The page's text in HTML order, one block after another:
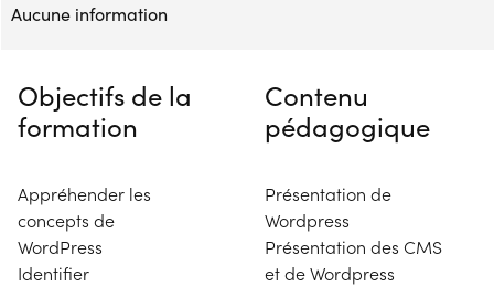
Aucune information
Objectifs de la
formation
Appréhender les
concepts de
WordPress
Identifier
Contenu
pédagogique
Présentation de
Wordpress
Présentation des CMS
et de Wordpress